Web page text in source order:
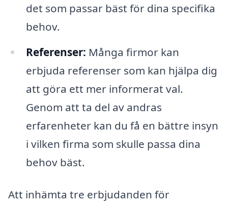
det som passar bäst för dina specifika
behov.
Referenser: Många firmor kan
erbjuda referenser som kan hjälpa dig
att göra ett mer informerat val.
Genom att ta del av andras
erfarenheter kan du få en bättre insyn
i vilken firma som skulle passa dina
behov bäst.
Att inhämta tre erbjudanden för